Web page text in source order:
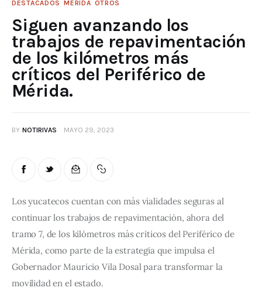
DESTACADOS MÉRIDA OTROS
Siguen avanzando los
trabajos de repavimentación
de los kilómetros más
críticos del Periférico de
Mérida.
BY NOTIRIVAS MAYO 29, 2023
Los yucatecos cuentan con más vialidades seguras al
continuar los trabajos de repavimentación, ahora del
tramo 7, de los kilómetros más críticos del Periférico de
Mérida, como parte de la estrategia que impulsa el
Gobernador Mauricio Vila Dosal para transformar la
movilidad en el estado.